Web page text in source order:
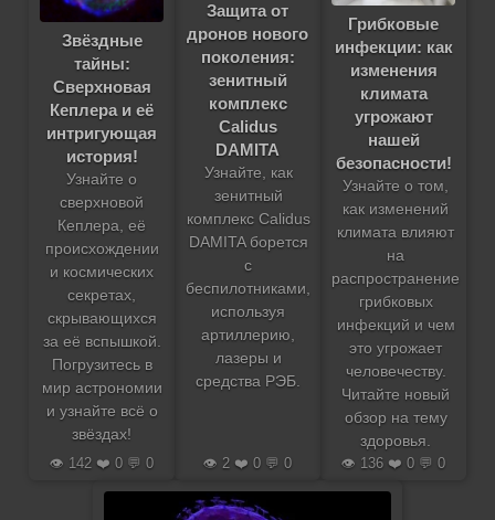
Звёздные
тайны:
Сверхновая
Кеплера и её
интригующая
история!
Узнайте о
сверхновой
Кеплера, её
происхождении
и космических
секретах,
скрывающихся
за её вспышкой.
Погрузитесь в
мир астрономии
и узнайте всё о
звёздах!
👁️ 142 ❤️ 0 💬 0
Защита от
дронов нового
поколения:
зенитный
комплекс
Calidus
DAMITA
Узнайте, как
зенитный
комплекс Calidus
DAMITA борется
с
беспилотниками,
используя
артиллерию,
лазеры и
средства РЭБ.
👁️ 2 ❤️ 0 💬 0
Грибковые
инфекции: как
изменения
климата
угрожают
нашей
безопасности!
Узнайте о том,
как изменений
климата влияют
на
распространение
грибковых
инфекций и чем
это угрожает
человечеству.
Читайте новый
обзор на тему
здоровья.
👁️ 136 ❤️ 0 💬 0